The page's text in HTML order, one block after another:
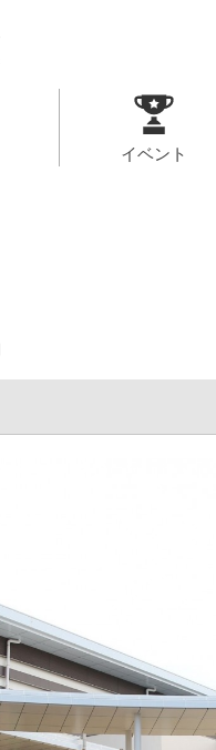
イベント